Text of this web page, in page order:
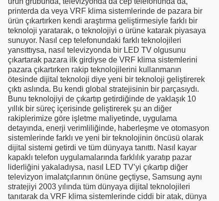
printerda da veya VRF klima sistemlerinde de pazara bir
ürün çıkartırken kendi araştırma geliştirmesiyle farklı bir
teknoloji yaratarak, o teknolojiyi o ürüne katarak piyasaya
sunuyor. Nasıl cep telefonundaki farklı teknolojileri
yansıttıysa, nasıl televizyonda bir LED TV olgusunu
çıkartarak pazara ilk girdiyse de VRF klima sistemlerini
pazara çıkartırken rakip teknolojilerini kullanmanın
ötesinde dijital teknoloji diye yeni bir teknoloji geliştirerek
çıktı aslında. Bu kendi global stratejisinin bir parçasıydı.
Bunu teknolojiyi de çıkartıp getirdiğinde de yaklaşık 10
yıllık bir süreç içerisinde geliştirerek şu an diğer
rakiplerimize göre işletme maliyetinde, uygulama
detayında, enerji verimliliğinde, haberleşme ve otomasyon
sistemlerinde farklı ve yeni bir teknolojinin öncüsü olarak
dijital sistemi getirdi ve tüm dünyaya tanıttı. Nasıl kayar
kapaklı telefon uygulamalarında farklılık yaratıp pazar
liderliğini yakaladıysa, nasıl LED TV’yi çıkartıp diğer
televizyon imalatçılarının önüne geçtiyse, Samsung aynı
stratejiyi 2003 yılında tüm dünyaya dijital teknolojileri
tanıtarak da VRF klima sistemlerinde ciddi bir atak, dünya